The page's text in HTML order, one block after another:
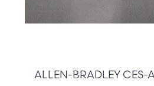
ALLEN-BRADLEY